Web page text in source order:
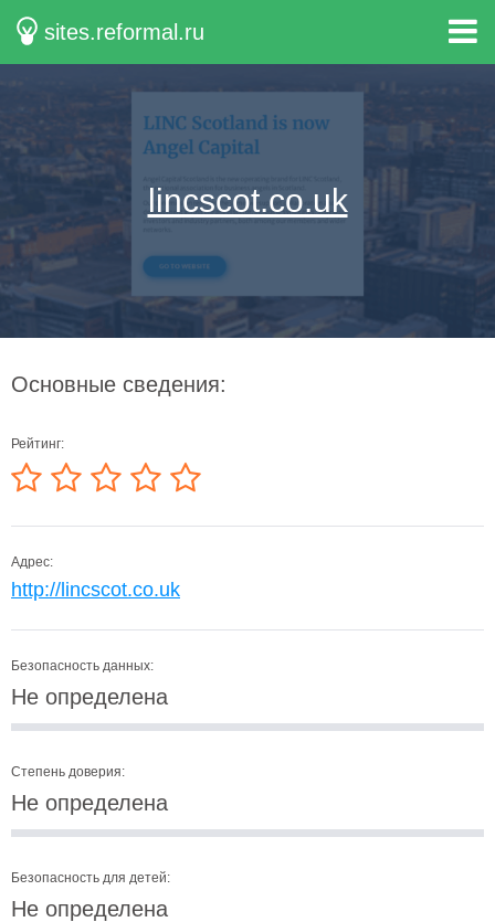
sites.reformal.ru
lincscot.co.uk
Основные сведения:
Рейтинг:
Адрес:
http://lincscot.co.uk
Безопасность данных:
Не определена
Степень доверия:
Не определена
Безопасность для детей:
Не определена